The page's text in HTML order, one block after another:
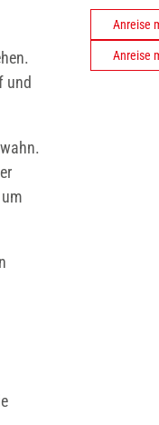
und
Anreise
Anreise